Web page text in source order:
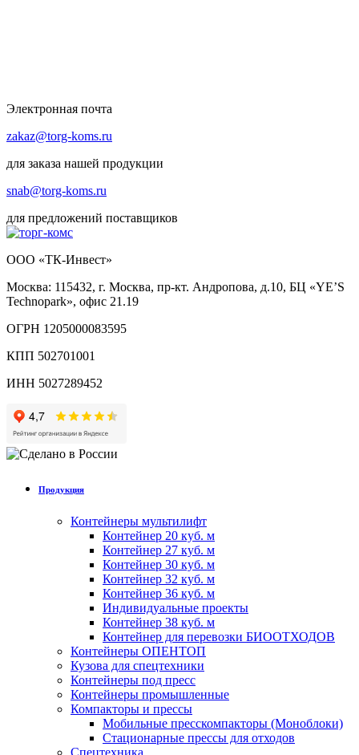
Электронная почта
zakaz@torg-koms.ru
для заказа нашей продукции
snab@torg-koms.ru
для предложений поставщиков
ООО «ТК-Инвест»
Москва: 115432, г. Москва, пр-кт. Андропова, д.10, БЦ «YE’S
Technopark», офис 21.19
ОГРН 1205000083595
КПП 502701001
ИНН 5027289452
Продукция
Контейнеры мультилифт
Контейнер 20 куб. м
Контейнер 27 куб. м
Контейнер 30 куб. м
Контейнер 32 куб. м
Контейнер 36 куб. м
Индивидуальные проекты
Контейнер 38 куб. м
Контейнер для перевозки БИООТХОДОВ
Контейнеры ОПЕНТОП
Кузова для спецтехники
Контейнеры под пресс
Контейнеры промышленные
Компакторы и прессы
Мобильные пресскомпакторы (Моноблоки)
Стационарные прессы для отходов